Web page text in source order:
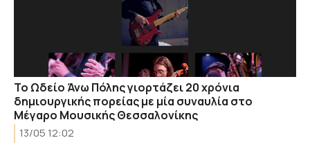
Το Ωδείο Άνω Πόλης γιορτάζει 20 χρόνια
δημιουργικής πορείας με μία συναυλία στο
Μέγαρο Μουσικής Θεσσαλονίκης
13/05 12:02